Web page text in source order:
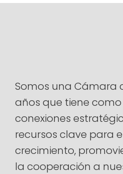
Somos una Cámara
años que tiene
conexiones
recursos clave para
crecimiento,
la cooperación a